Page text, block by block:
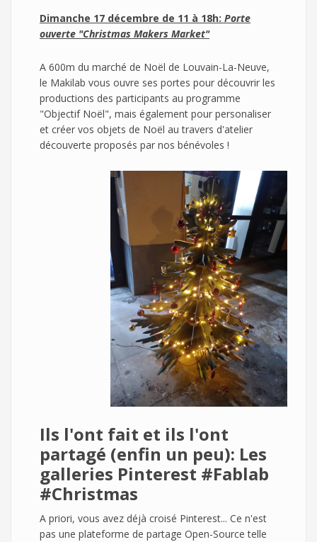
Dimanche 17 décembre de 11 à 18h: Porte
ouverte "Christmas Makers Market"
A 600m du marché de Noël de Louvain-La-Neuve,
le Makilab vous ouvre ses portes pour découvrir les
productions des participants au programme
"Objectif Noël", mais également pour personaliser
et créer vos objets de Noël au travers d'atelier
découverte proposés par nos bénévoles !
Ils l'ont fait et ils l'ont
partagé (enfin un peu): Les
galleries Pinterest #Fablab
#Christmas
A priori, vous avez déjà croisé Pinterest... Ce n'est
pas une plateforme de partage Open-Source telle